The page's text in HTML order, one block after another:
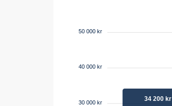
50 000 kr
40 000 kr
30 000 kr 34 200 kr